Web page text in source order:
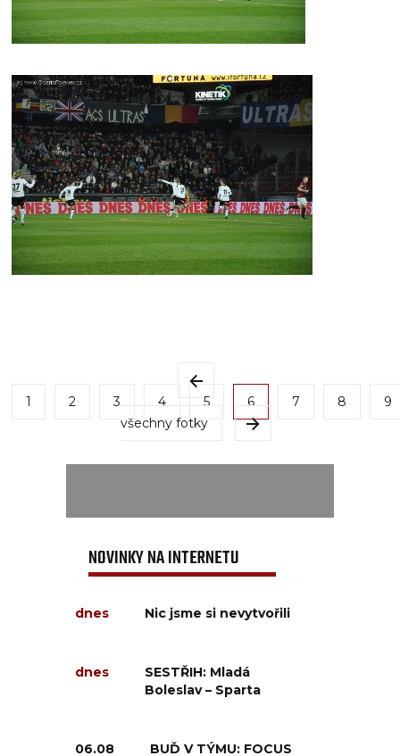
1 2 3 4 5 6 7 8
9
všechny fotky
NOVINKY NA INTERNETU
dnes Nic jsme si nevytvořili
dnes
SESTŘIH: Mladá
Boleslav – Sparta
06.08
BUĎ V TÝMU: FOCUS